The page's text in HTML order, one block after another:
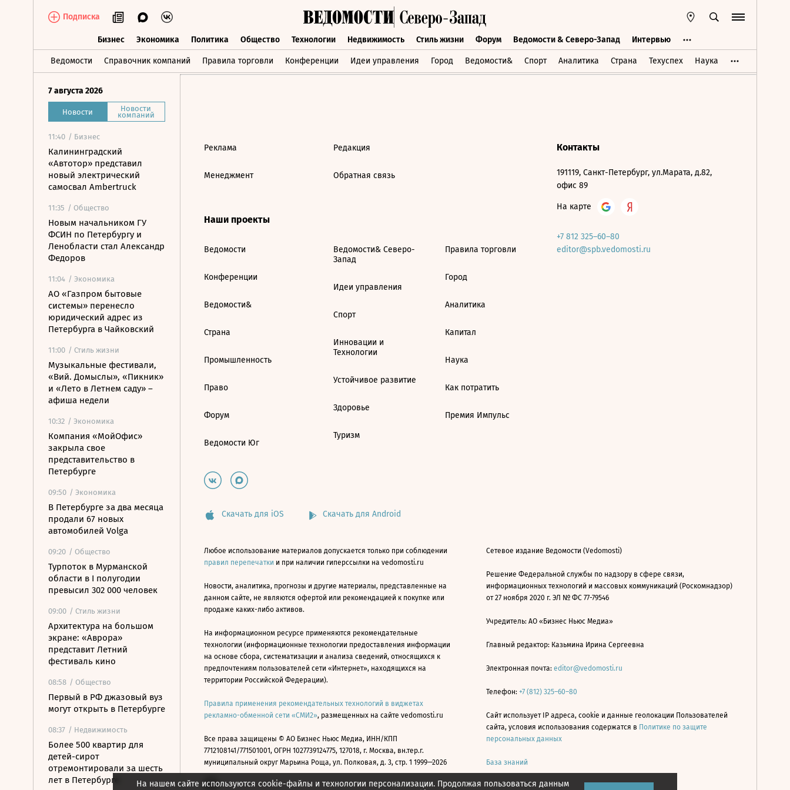
Подписка
Бизнес Экономика Политика Общество Технологии Недвижимость Стиль жизни Форум Ведомости & Северо-Запад Интервью
Ведомости Справочник компаний Правила торговли Конференции Идеи управления Город Ведомости& Спорт Аналитика Страна Техуспех Наука
Бизнес Экономика Политика Общество Технологии Недвижимость Стиль жизни Форум Ведомости & Северо-Запад Интервью
7 августа 2026
Новости Новости
компаний
11:40 / Бизнес
Калининградский
«Автотор» представил
новый электрический
самосвал Ambertruck
11:35 / Общество
Новым начальником ГУ
ФСИН по Петербургу и
Ленобласти стал Александр
Федоров
11:04 / Экономика
АО «Газпром бытовые
системы» перенесло
юридический адрес из
Петербурга в Чайковский
11:00 / Стиль жизни
Музыкальные фестивали,
«Вий. Домыслы», «Пикник»
и «Лето в Летнем саду» –
афиша недели
10:32 / Экономика
Компания «МойОфис»
закрыла свое
представительство в
Петербурге
09:50 / Экономика
В Петербурге за два месяца
продали 67 новых
автомобилей Volga
09:20 / Общество
Турпоток в Мурманской
области в I полугодии
превысил 302 000 человек
09:00 / Стиль жизни
Архитектура на большом
экране: «Аврора»
представит Летний
фестиваль кино
08:58 / Общество
Первый в РФ джазовый вуз
могут открыть в Петербурге
08:37 / Недвижимость
Более 500 квартир для
детей-сирот
отремонтировали за шесть
лет в Петербурге
На нашем сайте используются cookie-файлы и технологии персонализации. Продолжая пользоваться данным
Реклама
Менеджмент
Редакция
Обратная связь
Наши проекты
Ведомости
Конференции
Ведомости&
Страна
Промышленность
Право
Форум
Ведомости Юг
Ведомости& Северо-
Запад
Идеи управления
Спорт
Инновации и
Технологии
Устойчивое развитие
Здоровье
Туризм
Правила торговли
Город
Аналитика
Капитал
Наука
Как потратить
Премия Импульс
Контакты
191119, Санкт-Петербург, ул.Марата, д.82,
офис 89
На карте
+7 812 325–60–80
editor@spb.vedomosti.ru
Скачать для iOS Скачать для Android
Любое использование материалов допускается только при соблюдении
правил перепечатки и при наличии гиперссылки на vedomosti.ru
Новости, аналитика, прогнозы и другие материалы, представленные на
данном сайте, не являются офертой или рекомендацией к покупке или
продаже каких-либо активов.
На информационном ресурсе применяются рекомендательные
технологии (информационные технологии предоставления информации
на основе сбора, систематизации и анализа сведений, относящихся к
предпочтениям пользователей сети «Интернет», находящихся на
территории Российской Федерации).
Правила применения рекомендательных технологий в виджетах
рекламно-обменной сети «СМИ2», размещенных на сайте vedomosti.ru
Все права защищены © АО Бизнес Ньюс Медиа, ИНН/КПП
7712108141/771501001, ОГРН 1027739124775, 127018, г. Москва, вн.тер.г.
муниципальный округ Марьина Роща, ул. Полковая, д. 3, стр. 1 1999—2026
Сетевое издание Ведомости (Vedomosti)
Решение Федеральной службы по надзору в сфере связи,
информационных технологий и массовых коммуникаций (Роскомнадзор)
от 27 ноября 2020 г. ЭЛ № ФС 77-79546
Учредитель: АО «Бизнес Ньюс Медиа»
Главный редактор: Казьмина Ирина Сергеевна
Электронная почта: editor@vedomosti.ru
Телефон: +7 (812) 325–60–80
Сайт использует IP адреса, cookie и данные геолокации Пользователей
сайта, условия использования содержатся в Политике по защите
персональных данных
База знаний